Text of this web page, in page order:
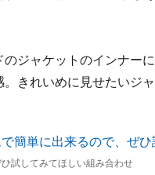
ジャケットのインナー
きれいめに見せたいジ
試してみてほしい組み合わせ